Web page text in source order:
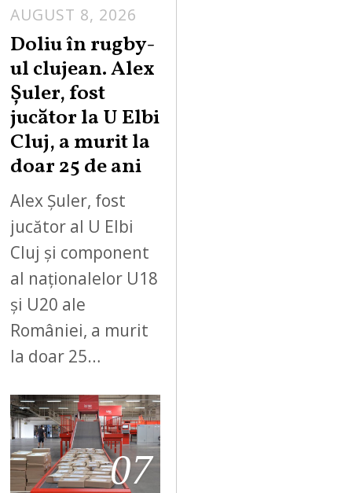
AUGUST 8, 2026
Doliu în rugby-
ul clujean. Alex
Șuler, fost
jucător la U Elbi
Cluj, a murit la
doar 25 de ani
Alex Șuler, fost
jucător al U Elbi
Cluj și component
al naționalelor U18
și U20 ale
României, a murit
la doar 25…
07